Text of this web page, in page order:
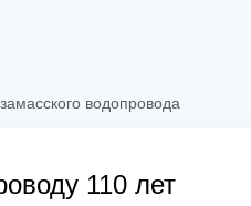
водопровода
110 лет